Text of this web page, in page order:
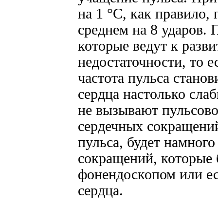
на 1 °С, как правило,
среднем на 8 ударов.
которые ведут к
недостаточности, то
частота пульса
сердца настолько
не вызывают
сердечных
пульса, будет
сокращений, которые
фонендоскопом или
сердца.